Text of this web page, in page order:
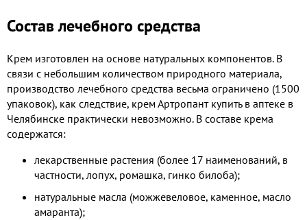
Состав лечебного средства
Крем изготовлен на основе натуральных компонентов. В
связи с небольшим количеством природного материала,
производство лечебного средства весьма ограничено (1500
упаковок), как следствие, крем Артропант купить в аптеке в
Челябинске практически невозможно. В составе крема
содержатся:
лекарственные растения (более 17 наименований, в
частности, лопух, ромашка, гинко билоба);
натуральные масла (можжевеловое, каменное, масло
амаранта);